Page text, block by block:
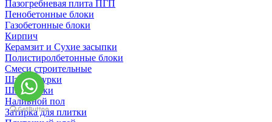
Пазогребневая плита ПГП
Пенобетонные блоки
Газобетонные блоки
Кирпич
Керамзит и Сухие засыпки
Полистиролбетонные блоки
Смеси строительные
Штукартурки
Шпаклевки
Наливной пол
Затирка для плитки